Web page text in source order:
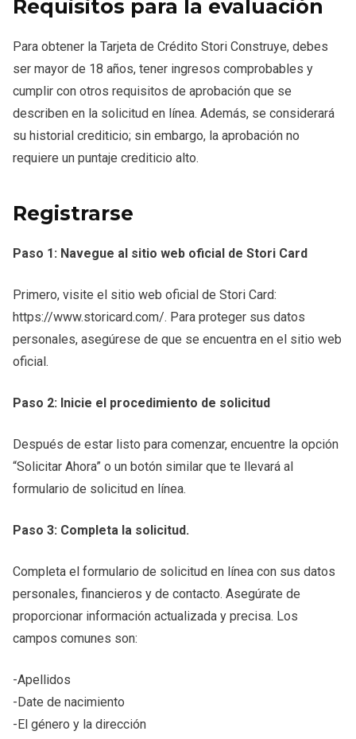
Requisitos para la evaluación
Para obtener la Tarjeta de Crédito Stori Construye, debes
ser mayor de 18 años, tener ingresos comprobables y
cumplir con otros requisitos de aprobación que se
describen en la solicitud en línea. Además, se considerará
su historial crediticio; sin embargo, la aprobación no
requiere un puntaje crediticio alto.
Registrarse
Paso 1: Navegue al sitio web oficial de Stori Card
Primero, visite el sitio web oficial de Stori Card:
https://www.storicard.com/. Para proteger sus datos
personales, asegúrese de que se encuentra en el sitio web
oficial.
Paso 2: Inicie el procedimiento de solicitud
Después de estar listo para comenzar, encuentre la opción
“Solicitar Ahora” o un botón similar que te llevará al
formulario de solicitud en línea.
Paso 3: Completa la solicitud.
Completa el formulario de solicitud en línea con sus datos
personales, financieros y de contacto. Asegúrate de
proporcionar información actualizada y precisa. Los
campos comunes son:
-Apellidos
-Date de nacimiento
-El género y la dirección